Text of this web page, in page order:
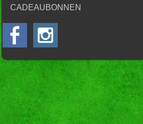
CADEAUBONNEN